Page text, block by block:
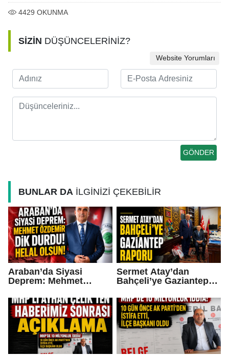
4429 OKUNMA
SİZİN DÜŞÜNCELERİNİZ?
Website Yorumları
BUNLAR DA İLGİNİZİ ÇEKEBİLİR
Araban’da Siyasi
Deprem: Mehmet
Helal Olsun!
Sermet Atay’dan
Bahçeli’ye Gaziantep